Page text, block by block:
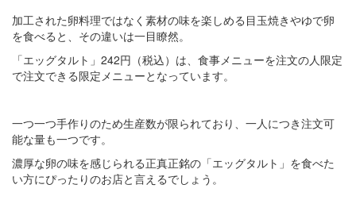
加工された卵料理ではなく素材の味を楽しめる目玉焼きやゆで卵
を食べると、その違いは一目瞭然。
「エッグタルト」242円（税込）は、食事メニューを注文の人限定
で注文できる限定メニューとなっています。
一つ一つ手作りのため生産数が限られており、一人につき注文可
能な量も一つです。
濃厚な卵の味を感じられる正真正銘の「エッグタルト」を食べた
い方にぴったりのお店と言えるでしょう。